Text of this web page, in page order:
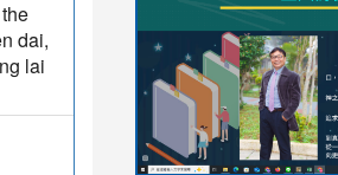
dai,
lai